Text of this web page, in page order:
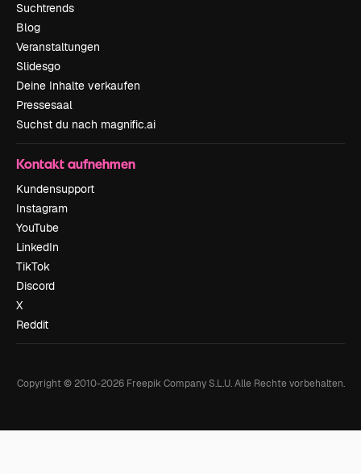
Suchtrends
Blog
Veranstaltungen
Slidesgo
Deine Inhalte verkaufen
Pressesaal
Suchst du nach magnific.ai
Kontakt aufnehmen
Kundensupport
Instagram
YouTube
LinkedIn
TikTok
Discord
X
Reddit
Copyright © 2010-2026Freepik Company S.L.U. Alle Rechte vorbehalten.